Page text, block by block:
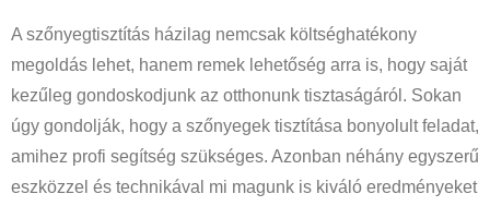
A szőnyegtisztítás házilag nemcsak költséghatékony
megoldás lehet, hanem remek lehetőség arra is, hogy saját
kezűleg gondoskodjunk az otthonunk tisztaságáról. Sokan
úgy gondolják, hogy a szőnyegek tisztítása bonyolult feladat,
amihez profi segítség szükséges. Azonban néhány egyszerű
eszközzel és technikával mi magunk is kiváló eredményeket